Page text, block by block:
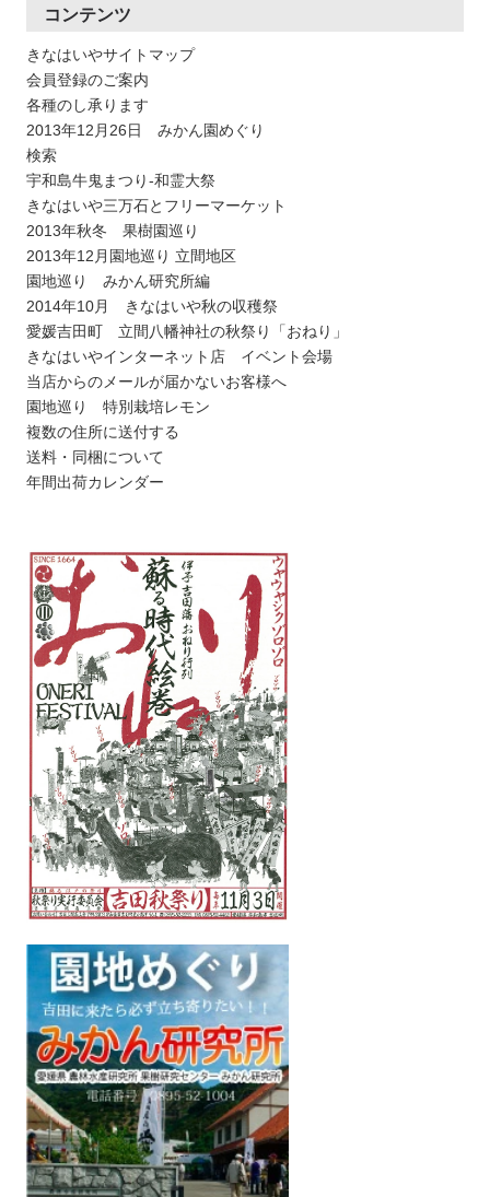
コンテンツ
きなはいやサイトマップ
会員登録のご案内
各種のし承ります
2013年12月26日 みかん園めぐり
検索
宇和島牛鬼まつり-和霊大祭
きなはいや三万石とフリーマーケット
2013年秋冬 果樹園巡り
2013年12月園地巡り 立間地区
園地巡り みかん研究所編
2014年10月 きなはいや秋の収穫祭
愛媛吉田町 立間八幡神社の秋祭り「おねり」
きなはいやインターネット店 イベント会場
当店からのメールが届かないお客様へ
園地巡り 特別栽培レモン
複数の住所に送付する
送料・同梱について
年間出荷カレンダー